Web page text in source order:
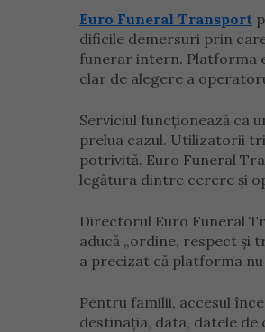
Euro Funeral Transport
dificile demersuri prin
funerar intern. Platforma
clar de alegere a
Serviciul funcționează ca
prelua cazul. Utilizatorii
potrivită. Euro Funeral
legătura dintre cerere și
Directorul Euro Funeral
aducă „ordine, respect și
a precizat că platforma
Pentru familii, accesul
destinația, data, datele